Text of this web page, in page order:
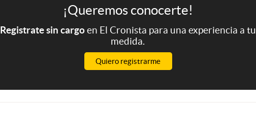
¡Queremos conocerte!
Registrate sin cargoen El Cronista para una experiencia a tu
medida.
Quiero registrarme